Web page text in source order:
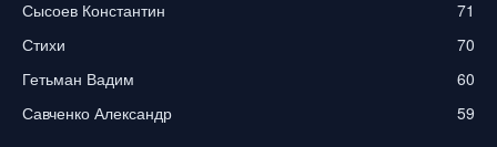
Сысоев Константин
71
Стихи
70
Гетьман Вадим
60
Савченко Александр
59